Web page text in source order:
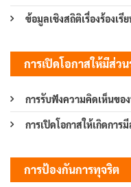
ข้อมูลเชิงสถิติเรื่องร้องเ
การเปิดโอกาสให้มีส่ว
การรับฟังความคิดเห็นขอ
การเปิดโอกาสให้เกิดการ
การป้องกันการทุจริต